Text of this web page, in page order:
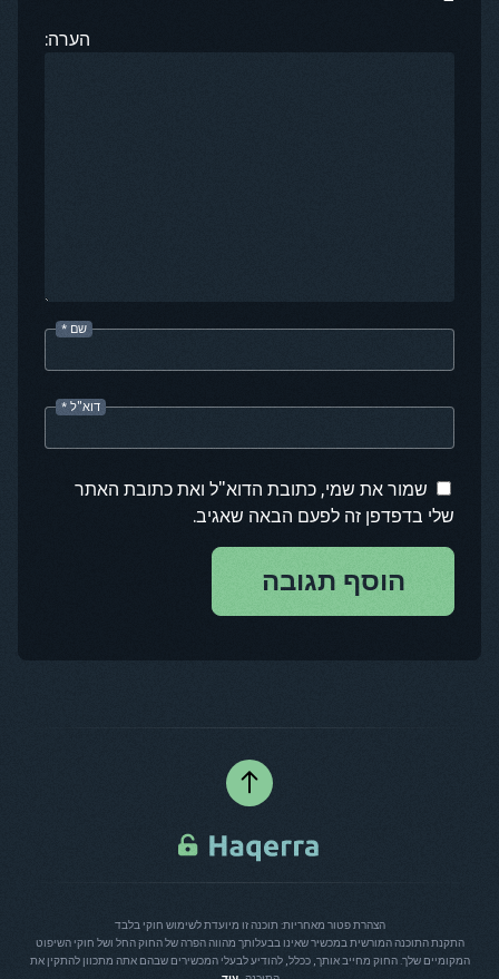
הערה:
שם *
דוא"ל *
שמור את שמי, כתובת הדוא"ל ואת כתובת האתר
שלי בדפדפן זה לפעם הבאה שאגיב.
הוסף תגובה
הצהרת פטור מאחריות: תוכנה זו מיועדת לשימוש חוקי בלבד
התקנת התוכנה המורשית במכשיר שאינו בבעלותך מהווה הפרה של החוק החל ושל חוקי השיפוט
המקומיים שלך. החוק מחייב אותך, ככלל, להודיע לבעלי המכשירים שבהם אתה מתכוון להתקין את